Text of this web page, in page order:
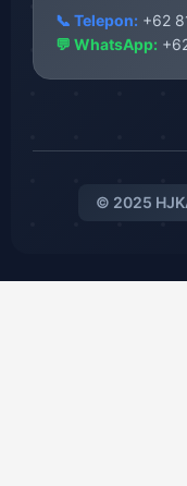
📞 Telepon: +62
💬 WhatsApp:
© 2025